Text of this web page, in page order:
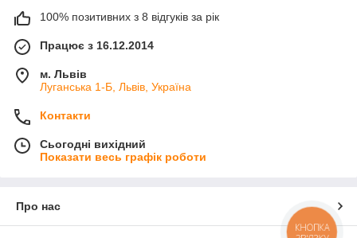
100% позитивних з 8 відгуків за рік
Працює з 16.12.2014
м. Львів
Луганська 1-Б, Львів, Україна
Контакти
Сьогодні вихідний
Показати весь графік роботи
Про нас
КНОПКА